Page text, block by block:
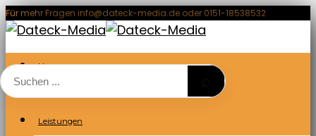
Zum
Inhalt
springen
Für mehr Fragen info@dateck-media.de oder 0151-18538532
Home
Leistungen